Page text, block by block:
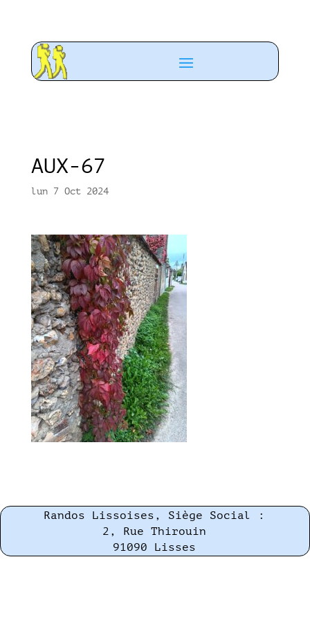
AUX-67
lun 7 Oct 2024
Randos Lissoises, Siège Social :
2, Rue Thirouin
91090 Lisses